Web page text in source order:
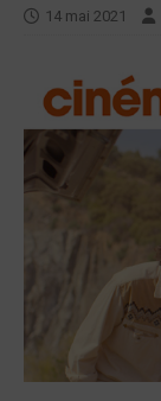
14 mai 2021